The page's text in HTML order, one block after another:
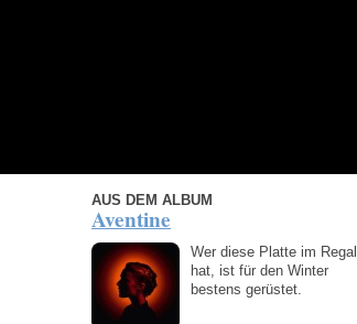
AUS DEM ALBUM
Aventine
Wer diese Platte im Regal
hat, ist für den Winter
bestens gerüstet.